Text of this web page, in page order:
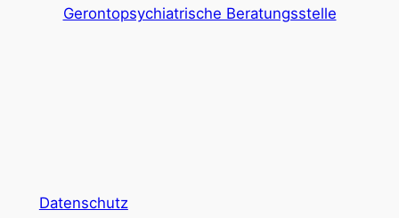
Gerontopsychiatrische Beratungsstelle
Datenschutz